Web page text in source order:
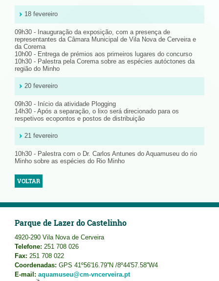
18 fevereiro
09h30 - Inauguração da exposição, com a presença de
representantes da Câmara Municipal de Vila Nova de Cerveira e
da Corema
10h00 - Entrega de prémios aos primeiros lugares do concurso
10h30 - Palestra pela Corema sobre as espécies autóctones da
região do Minho
20 fevereiro
09h30 - Início da atividade Plogging
14h30 - Após a separação, o lixo será direcionado para os
respetivos ecopontos e postos de distribuição
21 fevereiro
10h30 - Palestra com o Dr. Carlos Antunes do Aquamuseu do rio
Minho sobre as espécies do Rio Minho
VOLTAR
Parque de Lazer do Castelinho
4920-290 Vila Nova de Cerveira
Telefone: 251 708 026
Fax: 251 708 022
Coordenadas: GPS 41º56'16.79''N /8º44'57.58''W4
E-mail: aquamuseu@cm-vncerveira.pt